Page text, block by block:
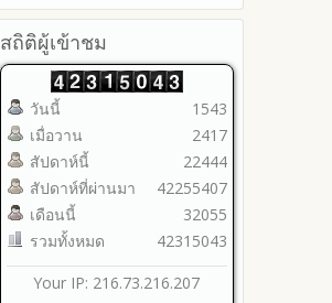
รายงานผลการดำเนินการเพื่อ
ส่งเสริมคุณธรรมและความ
โปร่งใสภายใน สพท. ประจำ
ปีงบประมาณ
สถิติผู้เข้าชม
วันนี้
เมื่อวาน
สัปดาห์นี้
สัปดาห์ที่ผ่านมา
เดือนนี้
รวมทั้งหมด
1543
2417
22444
42255407
32055
42315043
Your IP: 216.73.216.207